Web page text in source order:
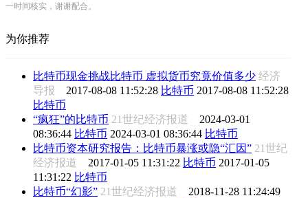
一时间核实，谢谢配合。
为你推荐
比特币现金挑战比特币 虚拟货币究竟价值多少 经济
导报 2017-08-08 11:52:28 比特币 2017-08-08 11:52:28
比特币
“疯狂”的比特币 21世纪经济报道 2024-03-01
08:36:44 比特币 2024-03-01 08:36:44 比特币
比特币资本研究报告：比特币暴涨或隐“汇因” 21世纪
经济报道 2017-01-05 11:31:22 比特币 2017-01-05
11:31:22 比特币
比特币“幻影” 21世纪经济报道 2018-11-28 11:24:49